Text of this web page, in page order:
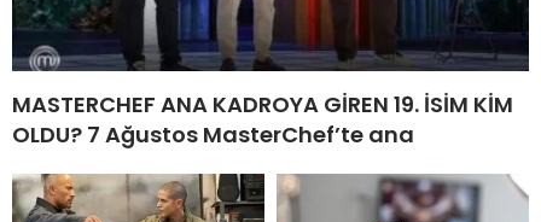
MASTERCHEF ANA KADROYA GİREN 19. İSİM KİM
OLDU? 7 Ağustos MasterChef’te ana